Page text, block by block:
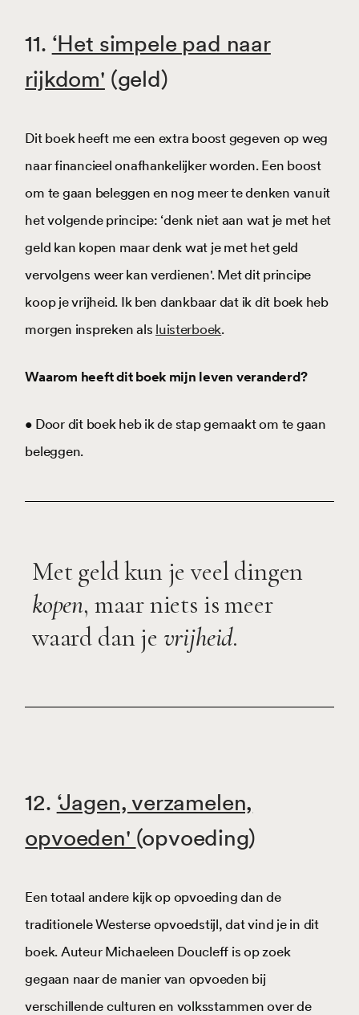
11. ‘Het simpele pad naar
rijkdom' (geld)
Dit boek heeft me een extra boost gegeven op weg
naar financieel onafhankelijker worden. Een boost
om te gaan beleggen en nog meer te denken vanuit
het volgende principe: ‘denk niet aan wat je met het
geld kan kopen maar denk wat je met het geld
vervolgens weer kan verdienen'. Met dit principe
koop je vrijheid. Ik ben dankbaar dat ik dit boek heb
morgen inspreken als luisterboek.
Waarom heeft dit boek mijn leven veranderd?
• Door dit boek heb ik de stap gemaakt om te gaan
beleggen.
Met geld kun je veel dingen
kopen, maar niets is meer
waard dan je vrijheid.
12. ‘Jagen, verzamelen,
opvoeden' (opvoeding)
Een totaal andere kijk op opvoeding dan de
traditionele Westerse opvoedstijl, dat vind je in dit
boek. Auteur Michaeleen Doucleff is op zoek
gegaan naar de manier van opvoeden bij
verschillende culturen en volksstammen over de